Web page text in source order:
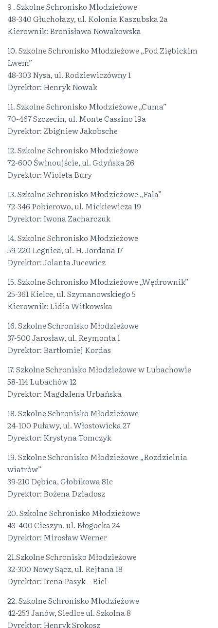
9 . Szkolne Schronisko Młodzieżowe
48-340 Głuchołazy, ul. Kolonia Kaszubska 2a
Kierownik: Bronisława Nowakowska
10. Szkolne Schronisko Młodzieżowe „Pod Ziębickim
Lwem”
48-303 Nysa, ul. Rodziewiczówny 1
Dyrektor: Henryk Nowak
11. Szkolne Schronisko Młodzieżowe „Cuma”
70-467 Szczecin, ul. Monte Cassino 19a
Dyrektor: Zbigniew Jakobsche
12. Szkolne Schronisko Młodzieżowe
72-600 Świnoujście, ul. Gdyńska 26
Dyrektor: Wioleta Bury
13. Szkolne Schronisko Młodzieżowe „Fala”
72-346 Pobierowo, ul. Mickiewicza 19
Dyrektor: Iwona Zacharczuk
14. Szkolne Schronisko Młodzieżowe
59-220 Legnica, ul. H. Jordana 17
Dyrektor: Jolanta Jucewicz
15. Szkolne Schronisko Młodzieżowe „Wędrownik”
25-361 Kielce, ul. Szymanowskiego 5
Kierownik: Lidia Witkowska
16. Szkolne Schronisko Młodzieżowe
37-500 Jarosław, ul. Reymonta 1
Dyrektor: Bartłomiej Kordas
17. Szkolne Schronisko Młodzieżowe w Lubachowie
58-114 Lubachów 12
Dyrektor: Magdalena Urbańska
18. Szkolne Schronisko Młodzieżowe
24-100 Puławy, ul. Włostowicka 27
Dyrektor: Krystyna Tomczyk
19. Szkolne Schronisko Młodzieżowe „Rozdzielnia
wiatrów”
39-210 Dębica, Głobikowa 81c
Dyrektor: Bożena Dziadosz
20. Szkolne Schronisko Młodzieżowe
43-400 Cieszyn, ul. Błogocka 24
Dyrektor: Mirosław Werner
21.Szkolne Schronisko Młodzieżowe
32-300 Nowy Sącz, ul. Rejtana 18
Dyrektor: Irena Pasyk – Biel
22. Szkolne Schronisko Młodzieżowe
42-253 Janów, Siedlce ul. Szkolna 8
Dyrektor: Henryk Srokosz